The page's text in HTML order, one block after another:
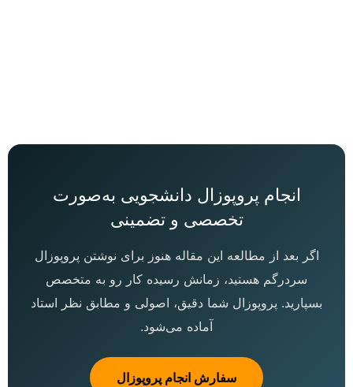
انجام پروپوزال دانشجویی به‌صورت
تخصصی و تضمینی
اگر بعد از مطالعه این مقاله هنوز برای نوشتن پروپوزال
سردرگم هستید، زمانش رسیده کار رو به متخصص
بسپارید. پروپوزال شما دقیق، اصولی و مطابق نظر استاد
آماده می‌شود.
سفارش انجام پروپوزال